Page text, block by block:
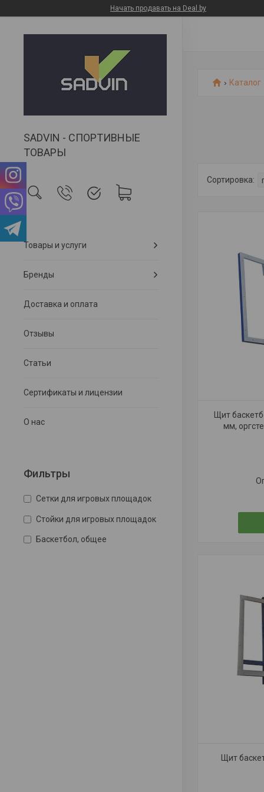
Начать продавать на Deal.by
SADVIN - СПОРТИВНЫЕ
ТОВАРЫ
Товары и услуги
Бренды
Доставка и оплата
Отзывы
Статьи
Сертификаты и лицензии
О нас
Фильтры
Сетки для игровых площадок
Стойки для игровых площадок
Баскетбол, общее
Каталог
Щит
мм,
Щит